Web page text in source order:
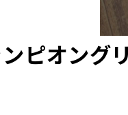
ピオング